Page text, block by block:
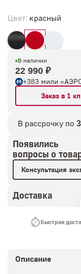
Цвет: красный
В наличии
22 990 ₽
+383 мили
Заказ в 1
В рассрочку по
Появились
вопросы о
Консультация
Доставка
Быстрая
Описание